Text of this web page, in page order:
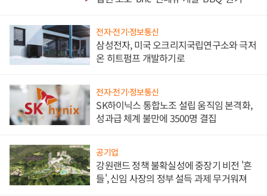
전자·전기·정보통신
삼성전자, 미국 오크리지국립연구소와 극저
온 히트펌프 개발하기로
전자·전기·정보통신
SK하이닉스 통합노조 설립 움직임 본격화,
성과급 체계 불만에 3500명 결집
공기업
강원랜드 정책 불확실성에 중장기 비전 '흔
들', 신임 사장의 정부 설득 과제 무거워져